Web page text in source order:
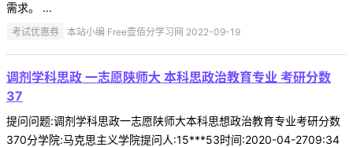
需求。 ...
考试优惠券 本站小编 Free壹佰分学习网 2022-09-19
调剂学科思政 一志愿陕师大 本科思政治教育专业 考研分数
37
提问问题:调剂学科思政一志愿陕师大本科思想政治教育专业考研分数
370分学院:马克思主义学院提问人:15***53时间:2020-04-2709:34